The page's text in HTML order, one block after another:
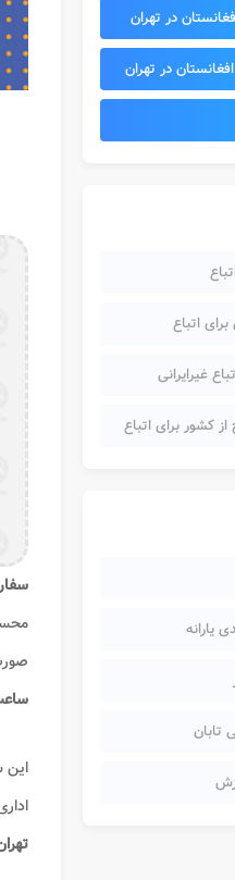
در تهران
در تهران
اتباع
غیرایرانی
کشور برای اتباع
یارانه
تابان
این